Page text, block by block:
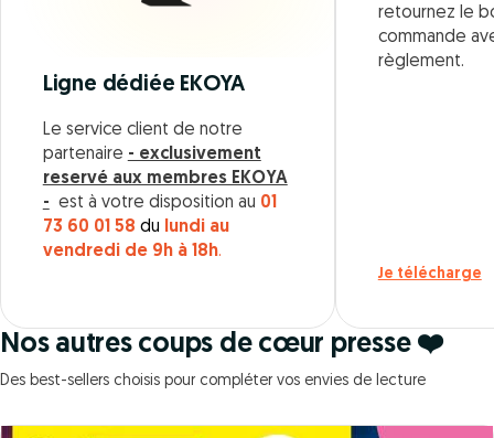
Ligne dédiée EKOYA
Le service client de notre
partenaire - exclusivement
reservé aux membres EKOYA
- est à votre disposition au 01
73 60 01 58 du
lundi au
vendredi de 9h à 18h.
retournez le
commande
règlement.
Je télécharge
Nos autres coups de cœur presse ❤️
Des best-sellers choisis pour compléter vos envies de lecture